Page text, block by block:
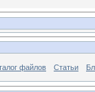
файлов Статьи